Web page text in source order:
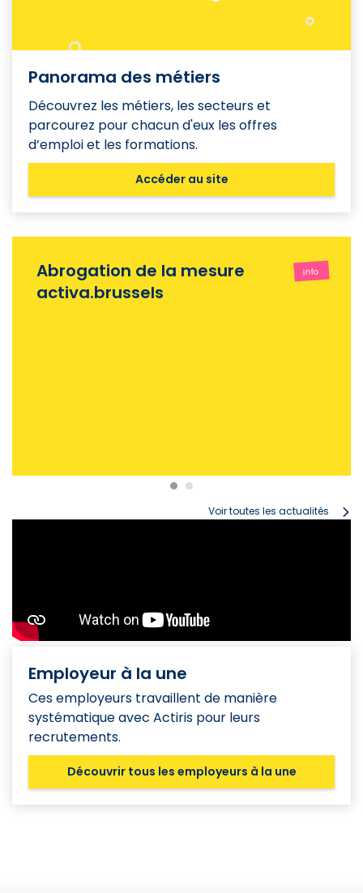
Panorama des métiers
Découvrez les métiers, les secteurs et
parcourez pour chacun d'eux les offres
d’emploi et les formations.
Accéder au site
info
Abrogation de la mesure
activa.brussels
Voir toutes les actualités
Employeur à la une
Ces employeurs travaillent de manière
systématique avec Actiris pour leurs
recrutements.
Découvrir tous les employeurs à la une